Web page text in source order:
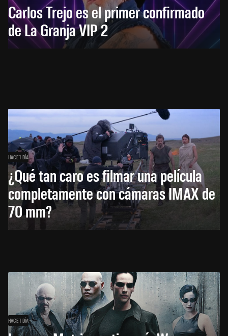
Carlos Trejo es el primer confirmado
de La Granja VIP 2
HACE 1 DÍA
¿Qué tan caro es filmar una película
completamente con cámaras IMAX de
70 mm?
HACE 1 DÍA